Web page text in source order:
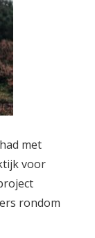
met
voor
rondom